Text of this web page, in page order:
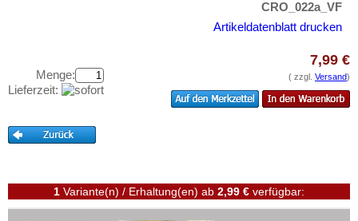
Memelgebiet
Moldawien
Niederlande
Norwegen
Aufbewahrung
Ihre Bewertungen
Informationen
CRO_022a_VF
Artikeldatenblatt drucken
Menge:
Lieferzeit:
7,99 €
( zzgl. Versand)
1 Variante(n) / Erhaltung(en) ab 2,99 € verfügbar: